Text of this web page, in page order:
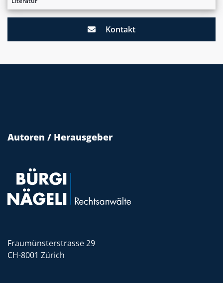
Kontakt
Autoren / Herausgeber
Fraumünsterstrasse 29
CH-8001 Zürich